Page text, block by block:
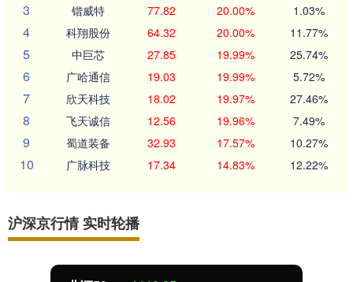
3 锴威特 77.82 20.00% 1.03%
4 科翔股份 64.32 20.00% 11.77%
5 中巨芯 27.85 19.99% 25.74%
6 广哈通信 19.03 19.99% 5.72%
7 欣天科技 18.02 19.97% 27.46%
8 飞天诚信 12.56 19.96% 7.49%
9 蜀道装备 32.93 17.57% 10.27%
10 广脉科技 17.34 14.83% 12.22%
沪深京行情 实时轮播